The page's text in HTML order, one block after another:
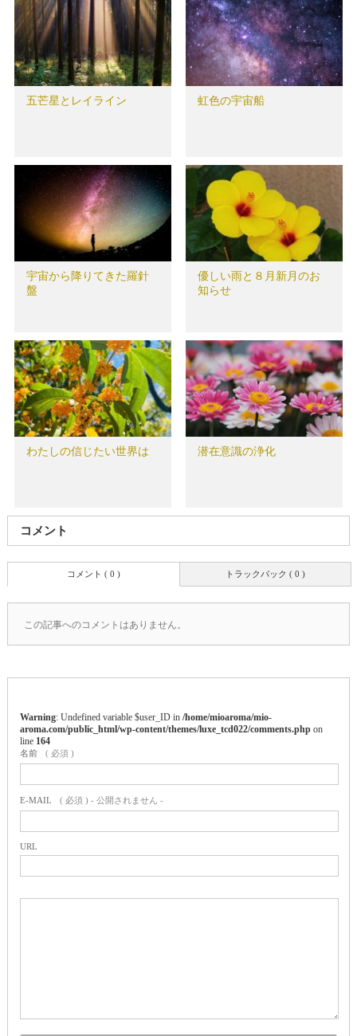
五芒星とレイライン 虹色の宇宙船
宇宙から降りてきた羅針
盤
優しい雨と８月新月のお
知らせ
わたしの信じたい世界は 潜在意識の浄化
コメント
トラックバック ( 0 )
コメント ( 0 )
この記事へのコメントはありません。
Warning : Undefined variable $user_ID in /home/mioaroma/mio-
aroma.com/public_html/wp-content/themes/luxe_tcd022/comments.phpon
line 164
名前 ( 必須 )
E-MAIL ( 必須 ) - 公開されません -
URL